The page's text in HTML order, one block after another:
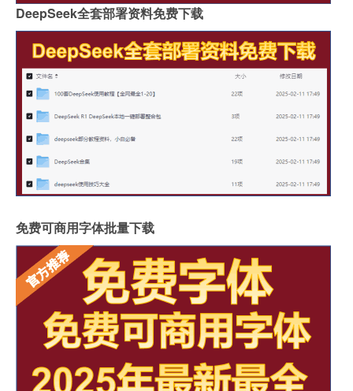
DeepSeek全套部署资料免费下载
免费可商用字体批量下载